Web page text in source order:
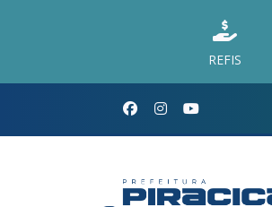
REFIS